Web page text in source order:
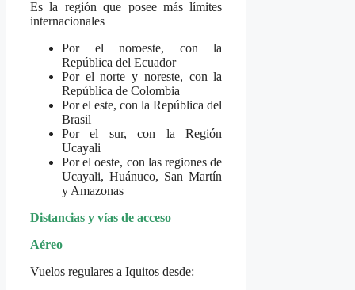
Es la región que posee más límites
internacionales
Por el noroeste, con la
República del Ecuador
Por el norte y noreste, con la
República de Colombia
Por el este, con la República del
Brasil
Por el sur, con la Región
Ucayali
Por el oeste, con las regiones de
Ucayali, Huánuco, San Martín
y Amazonas
Distancias y vías de acceso
Aéreo
Vuelos regulares a Iquitos desde: